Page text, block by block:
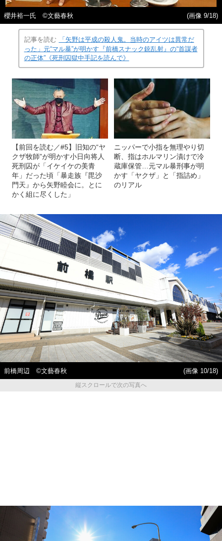
櫻井裕一氏 ©文藝春秋 (画像 9/18)
記事を読む
「矢野は平成の殺人鬼。当時のアイツは異常だ
った」元“マル暴”が明かす『前橋スナック銃乱射』の“首謀者
の正体”《死刑囚獄中手記を読んで》
【前回を読む／#5】旧知の“ヤ
クザ牧師”が明かす小日向将人
死刑囚が「イケイケの美青
年」だった頃「暴走族『毘沙
門天』から矢野睦会に。とに
かく組に尽くした」
ニッパーで小指を無理やり切
断、指はホルマリン漬けで冷
蔵庫保管…元マル暴刑事が明
かす「ヤクザ」と「指詰め」
のリアル
前橋周辺 ©️文藝春秋
(画像 10/18)
縦スクロールで次の写真へ